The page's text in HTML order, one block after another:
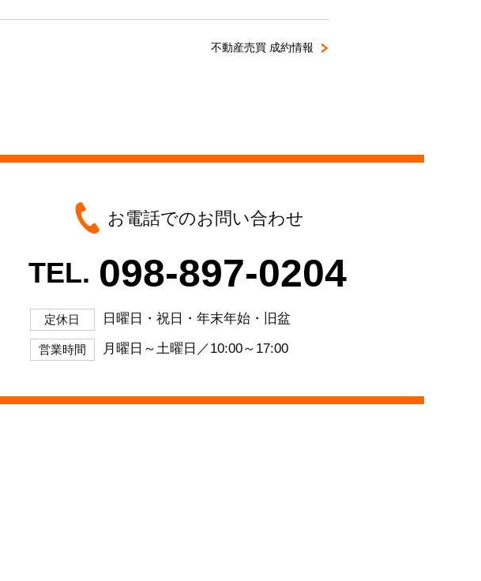
不動産売買 成約情報
お電話でのお問い合わせ
TEL. 098-897-0204
定休日 日曜日・祝日・年末年始・旧盆
営業時間 月曜日～土曜日／10:00～17:00